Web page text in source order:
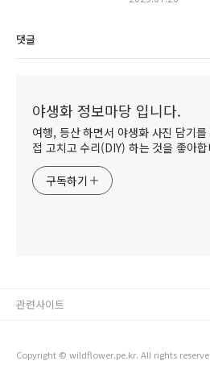
댓글
야생화 정보마당 입니다.
여행, 등산 하면서 야생화 사진 담기를
접 고치고 수리(DIY) 하는 것을 좋아합
구독하기
Copyright © wildflower.pe.kr. All rights
관련사이트